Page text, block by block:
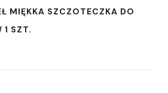
MIĘKKA SZCZOTECZKA DO
1 SZT.